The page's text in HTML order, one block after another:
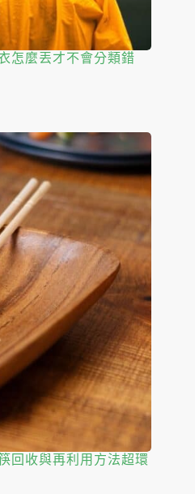
怎麼丟才不會分類錯
回收與再利用方法超環